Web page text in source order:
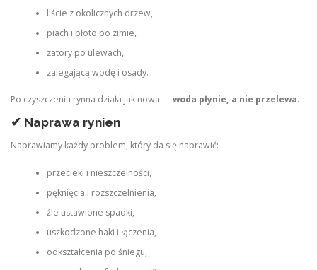
liście z okolicznych drzew,
piach i błoto po zimie,
zatory po ulewach,
zalegającą wodę i osady.
Po czyszczeniu rynna działa jak nowa —woda płynie, a nie przelewa.
✔ Naprawa rynien
Naprawiamy każdy problem, który da się naprawić:
przecieki i nieszczelności,
pęknięcia i rozszczelnienia,
źle ustawione spadki,
uszkodzone haki i łączenia,
odkształcenia po śniegu,